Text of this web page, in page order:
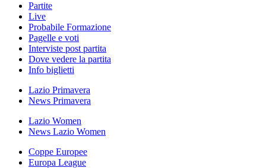
Partite
Live
Probabile Formazione
Pagelle e voti
Interviste post partita
Dove vedere la partita
Info biglietti
Lazio Primavera
News Primavera
Lazio Women
News Lazio Women
Coppe Europee
Europa League